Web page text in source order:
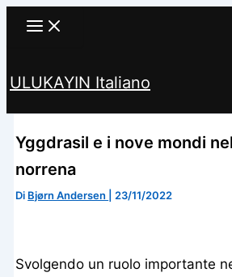
ULUKAYIN Italiano
Yggdrasil e i nove mondi
norrena
Di Bjørn Andersen 23/11/2022
Svolgendo un ruolo importante